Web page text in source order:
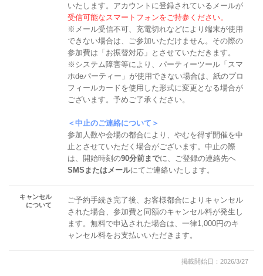
いたします。アカウントに登録されているメールが
受信可能なスマートフォンをご持参ください。
※メール受信不可、充電切れなどにより端末が使用
できない場合は、ご参加いただけません。その際の
参加費は「お振替対応」とさせていただきます。
※システム障害等により、パーティーツール「スマ
ホdeパーティー」が使用できない場合は、紙のプロ
フィールカードを使用した形式に変更となる場合が
ございます。予めご了承ください。
＜中止のご連絡について＞
参加人数や会場の都合により、やむを得ず開催を中
止とさせていただく場合がございます。中止の際
は、開始時刻の90分前までに、ご登録の連絡先へ
SMSまたはメールにてご連絡いたします。
キャンセル
について
ご予約手続き完了後、お客様都合によりキャンセル
された場合、参加費と同額のキャンセル料が発生し
ます。無料で申込された場合は、一律1,000円のキ
ャンセル料をお支払いいただきます。
掲載開始日：2026/3/27